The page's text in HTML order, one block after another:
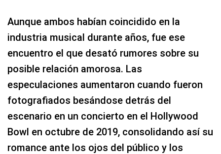
Aunque ambos habían coincidido en la
industria musical durante años, fue ese
encuentro el que desató rumores sobre su
posible relación amorosa. Las
especulaciones aumentaron cuando fueron
fotografiados besándose detrás del
escenario en un concierto en el Hollywood
Bowl en octubre de 2019, consolidando así su
romance ante los ojos del público y los